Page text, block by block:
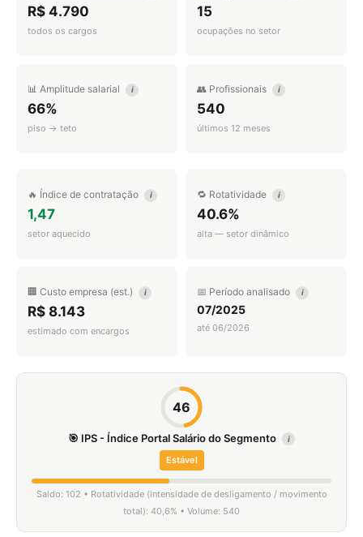
R$ 4.790
todos os cargos
15
ocupações no setor
📊 Amplitude salarial i
66%
piso → teto
👥 Profissionais i
540
últimos 12 meses
🔥 Índice de contratação i
1,47
setor aquecido
🔁 Rotatividade i
40.6%
alta — setor dinâmico
🏢 Custo empresa (est.) i
R$ 8.143
estimado com encargos
📅 Período analisado i
07/2025
até 06/2026
46
🎯 IPS - Índice Portal Salário do Segmento i
Estável
Saldo: 102 • Rotatividade (intensidade de desligamento / movimento
total): 40,6% • Volume: 540